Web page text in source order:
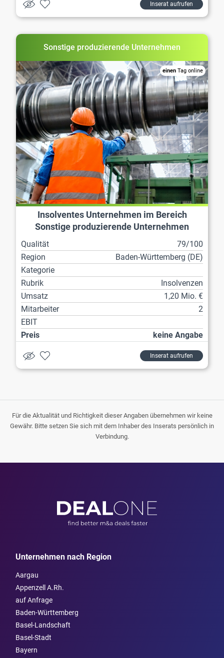
Inserat aufrufen
Sonstige produzierende Unternehmen
einen Tag online
Insolventes Unternehmen im Bereich
Sonstige produzierende Unternehmen
Qualität
79/100
Region
Baden-Württemberg (DE)
Kategorie
Rubrik
Insolvenzen
Umsatz
1,20 Mio. €
Mitarbeiter
2
EBIT
Preis
keine Angabe
Inserat aufrufen
Für die Aktualität und Richtigkeit dieser Angaben übernehmen wir keine
Gewähr. Bitte setzen Sie sich mit dem Inhaber des Inserats persönlich in
Verbindung.
Unternehmen nach Region
Aargau
Appenzell A.Rh.
auf Anfrage
Baden-Württemberg
Basel-Landschaft
Basel-Stadt
Bayern